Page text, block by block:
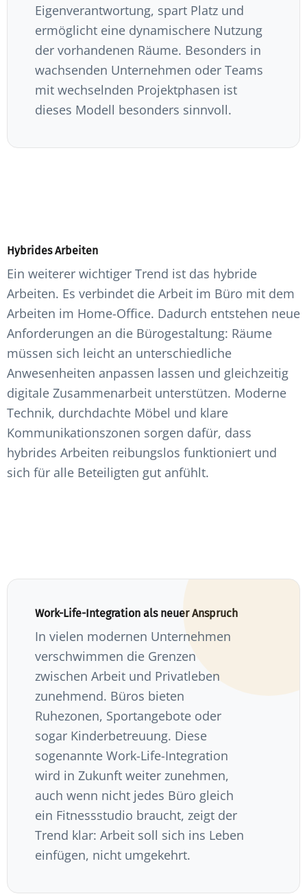
Eigenverantwortung, spart Platz und
ermöglicht eine dynamischere Nutzung
der vorhandenen Räume. Besonders in
wachsenden Unternehmen oder Teams
mit wechselnden Projektphasen ist
dieses Modell besonders sinnvoll.
Hybrides Arbeiten
Ein weiterer wichtiger Trend ist das hybride
Arbeiten. Es verbindet die Arbeit im Büro mit dem
Arbeiten im Home-Office. Dadurch entstehen neue
Anforderungen an die Bürogestaltung: Räume
müssen sich leicht an unterschiedliche
Anwesenheiten anpassen lassen und gleichzeitig
digitale Zusammenarbeit unterstützen. Moderne
Technik, durchdachte Möbel und klare
Kommunikationszonen sorgen dafür, dass
hybrides Arbeiten reibungslos funktioniert und
sich für alle Beteiligten gut anfühlt.
Work-Life-Integration als neuer Anspruch
In vielen modernen Unternehmen
verschwimmen die Grenzen
zwischen Arbeit und Privatleben
zunehmend. Büros bieten
Ruhezonen, Sportangebote oder
sogar Kinderbetreuung. Diese
sogenannte Work-Life-Integration
wird in Zukunft weiter zunehmen,
auch wenn nicht jedes Büro gleich
ein Fitnessstudio braucht, zeigt der
Trend klar: Arbeit soll sich ins Leben
einfügen, nicht umgekehrt.